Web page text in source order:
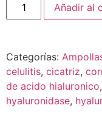
Añadir al
Categorías:
celulitis, cicatriz,
de acido hialuronico,
hyaluronidase,